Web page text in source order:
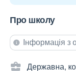
Про школу
Інформація з
Державна,